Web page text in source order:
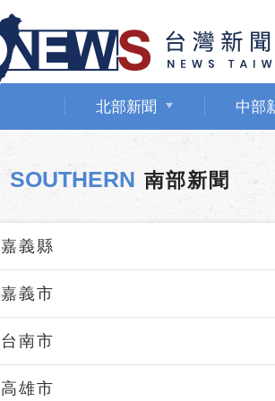
北部新聞 中部
SOUTHERN 南部新聞
嘉義縣
嘉義市
台南市
高雄市